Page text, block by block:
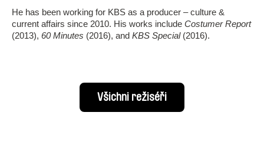
He has been working for KBS as a producer – culture &
current affairs since 2010. His works include Costumer Report
(2013), 60 Minutes (2016), and KBS Special(2016).
Všichni režiséři